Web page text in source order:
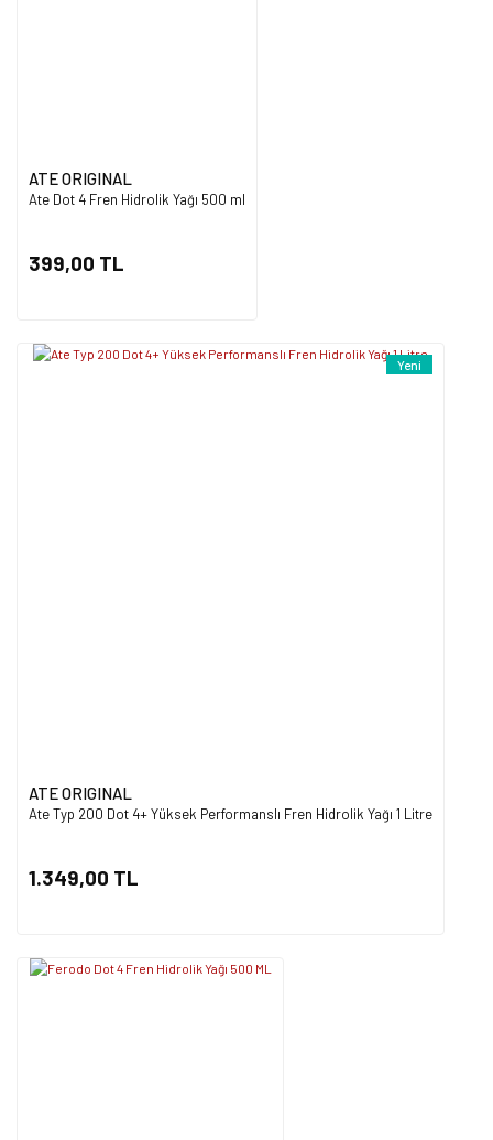
ATE ORIGINAL
Ate Dot 4 Fren Hidrolik Yağı 500 ml
399,00 TL
Yeni
ATE ORIGINAL
Ate Typ 200 Dot 4+ Yüksek Performanslı Fren Hidrolik Yağı 1 Litre
1.349,00 TL